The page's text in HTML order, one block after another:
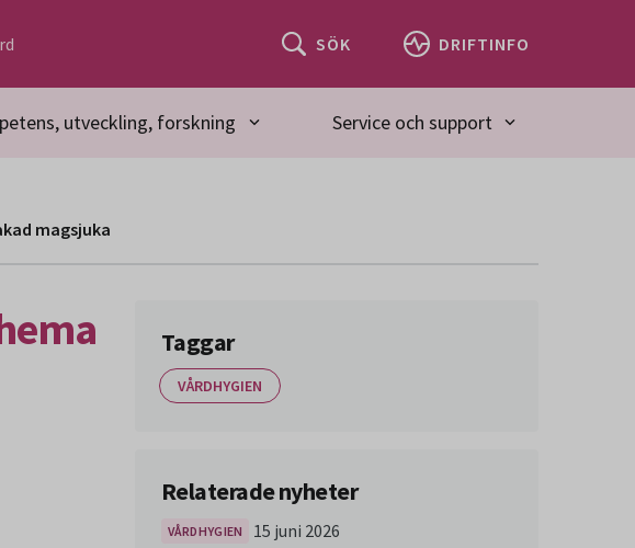
SÖK DRIFTINFO
utveckling, forskning Service och support
magsjuka
Taggar
VÅRDHYGIEN
Relaterade nyheter
VÅRDHYGIEN 15 juni 2026